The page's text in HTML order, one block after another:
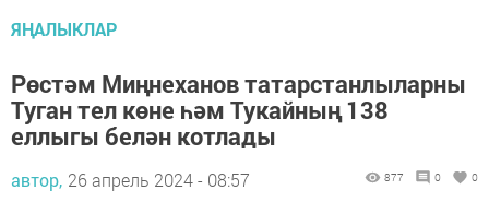
ЯҢАЛЫКЛАР
Рөстәм Миңнеханов татарстанлыларны
Туган тел көне һәм Тукайның 138
еллыгы белән котлады
автор, 26 апрель 2024 - 08:57 877 0 0